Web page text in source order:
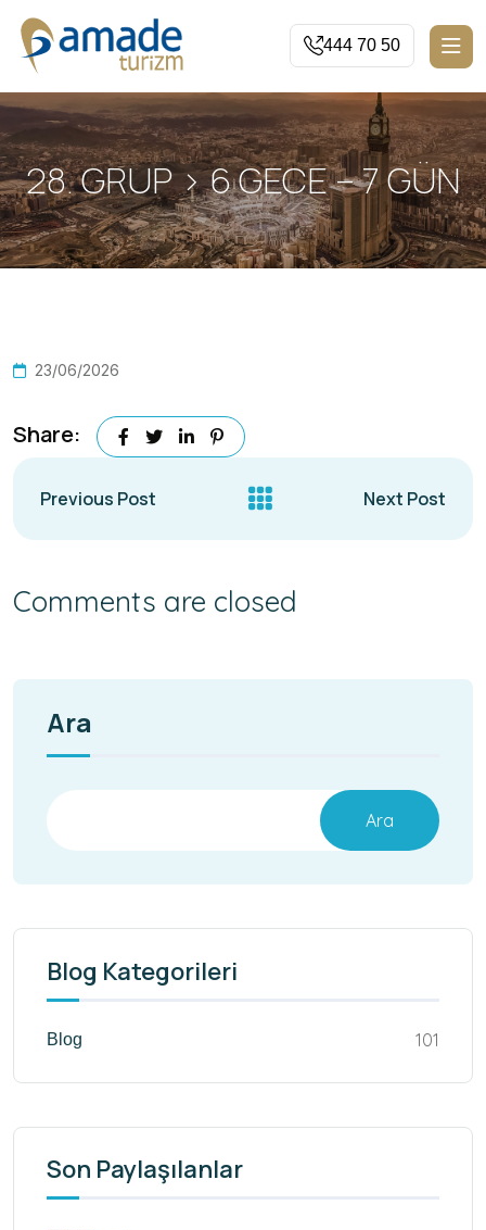
28. GRUP > 6 GECE – 7 GÜN
23/06/2026
Share:
Previous Post Next Post
Comments are closed
Ara
Ara
Blog Kategorileri
Blog 101
Son Paylaşılanlar
444 70 50